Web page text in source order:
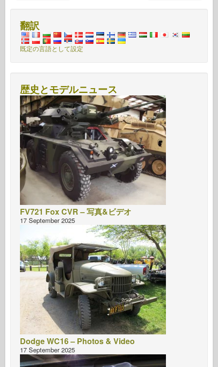
翻訳
既定の言語として設定
歴史とモデルニュース
FV721 Fox CVR – 写真&ビデオ
17 September 2025
Dodge WC16 – Photos & Video
17 September 2025